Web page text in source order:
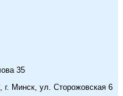
35
г. Минск, ул. Сторожовская 6